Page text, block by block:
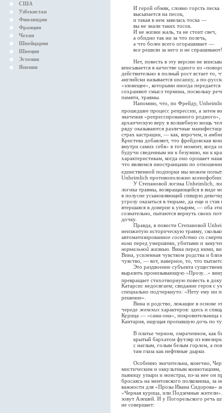
США
Узбекистан
Финляндия
Франция
Чехия
Швейцария
Швеция
Эстония
Япония
И герой обмяк, словно горсть песка
высыпается на песок,
и такая в нем завелась тоска —
вы не знали таких тосок.
И не жизни жаль, та не стоит свеч,
а обидно так ни за что полечь,
а что более всего огорашивает —
все решили за него и не спрашивают!
Нет, повесть в эту версию не
вписывается в качестве одного из
действительно в полный рост встает
английски называется uncanny, a по-
«зловещее», которыми иногда
сохраняют смысл термина, поскольку
памяти, травмы.
Напомню, что, по Фрейду,
прошедшее процесс репрессии, а затем
значения «репрессированного
архаическую веру в волшебную мощь
ряду оказываются различные
страх кастрации, — как, впрочем, и
Кристева добавляет, что фрейдовская
внутри самих себя» в тот момент, когда
будучи сведенным ни к безумию, ни к
характеристикам, когда оно орошает
что являемся иностранцами по
единственной подпорки мы можем
Unheimlich противоположно
У Степановой логика Unheimlich,
логика травмы, возвращающейся в виде
в полусне усыновляющий спящую
угрозу оказаться в тюрьме, да еще и
втершаяся в доверие к упырям, — оба
сознательно, пытаются вернуть своих
дочку.
Правда, в повести Степановой
неизжитую историческую травму,
автоматизированное соседство со
вина перед умершими, убитыми и
нормальной жизнью. Вина перед ними,
Вина, усиленная чувством родства и
чувство, — вот, наверное, то, что
Это раздвоение субъекта
выразить пронизывающую «Прозу...»
превращает стихотворную повесть в
Катарсис недосягаем; свидание героя с
специально подчеркнуто: «Нету ему ни
решение».
Вина и родство, лежащие в основе
череде женских характеров: здесь и
Курица — «сама-она», покровительница
Кантария, ищущая пропавшую дочь по
В платье черном, омраченном, как
крытый бархатом футляр из
с наглым, голым белым горлом, а
там глаза как нефтяные дырки.
Особенно значительна, конечно,
мистическим и оккультным
пьяницу упыри и монстры, из-за нее он
бросаясь на ментовского полковника, за
важности для «Прозы Ивана Сидорова»
«Черная курица, или Подземные
зовут Алешей. И у Погорельского речь
не совершает: